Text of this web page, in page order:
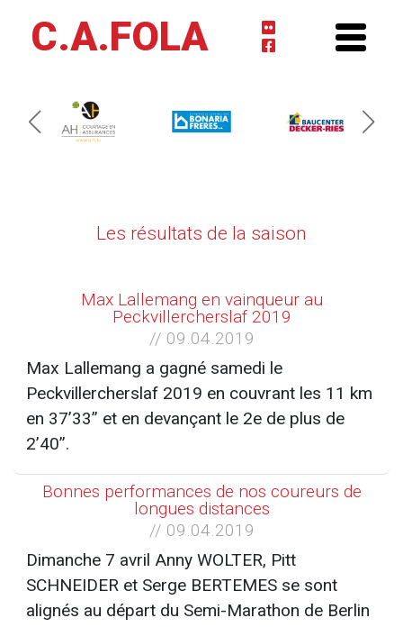
C.A.FOLA
Les résultats de la saison
Max Lallemang en vainqueur au
Peckvillercherslaf 2019
// 09.04.2019
Max Lallemang a gagné samedi le
Peckvillercherslaf 2019 en couvrant les 11 km
en 37’33’’ et en devançant le 2e de plus de
2’40’’.
Bonnes performances de nos coureurs de
longues distances
// 09.04.2019
Dimanche 7 avril Anny WOLTER, Pitt
SCHNEIDER et Serge BERTEMES se sont
alignés au départ du Semi-Marathon de Berlin